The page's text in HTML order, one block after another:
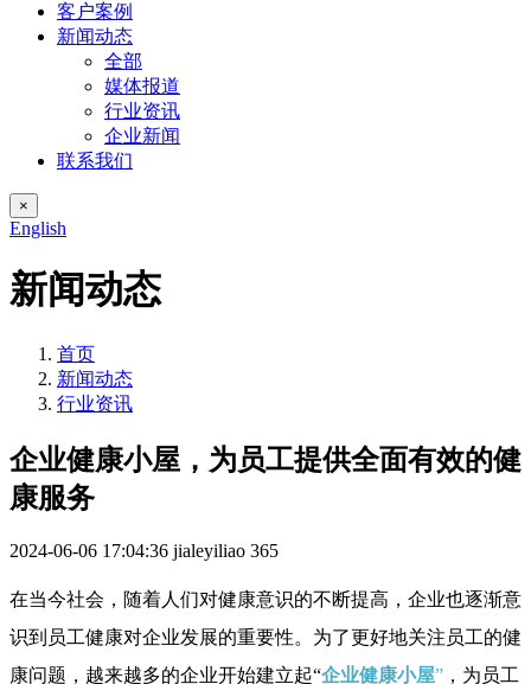
客户案例
新闻动态
全部
媒体报道
行业资讯
企业新闻
联系我们
×
English
新闻动态
首页
新闻动态
行业资讯
企业健康小屋，为员工提供全面有效的健
康服务
2024-06-06 17:04:36 jialeyiliao 365
在当今社会，随着人们对健康意识的不断提高，企业也逐渐意
识到员工健康对企业发展的重要性。为了更好地关注员工的健
康问题，越来越多的企业开始建立起“企业健康小屋” ，为员工